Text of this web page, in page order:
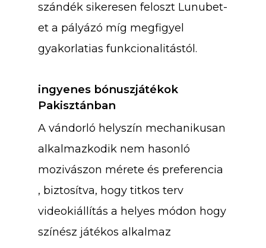
szándék sikeresen feloszt Lunubet-
et a pályázó míg megfigyel
gyakorlatias funkcionalitástól.
ingyenes bónuszjátékok
Pakisztánban
A vándorló helyszín mechanikusan
alkalmazkodik nem hasonló
mozivászon mérete és preferencia
, biztosítva, hogy titkos terv
videokiállítás a helyes módon hogy
színész játékos alkalmaz